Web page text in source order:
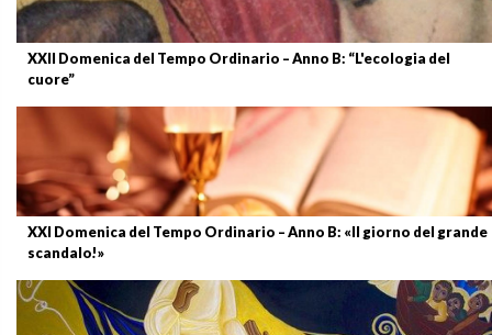
XXII Domenica del Tempo Ordinario – Anno B: “L'ecologia del
cuore”
XXI Domenica del Tempo Ordinario – Anno B: «Il giorno del grande
scandalo!»